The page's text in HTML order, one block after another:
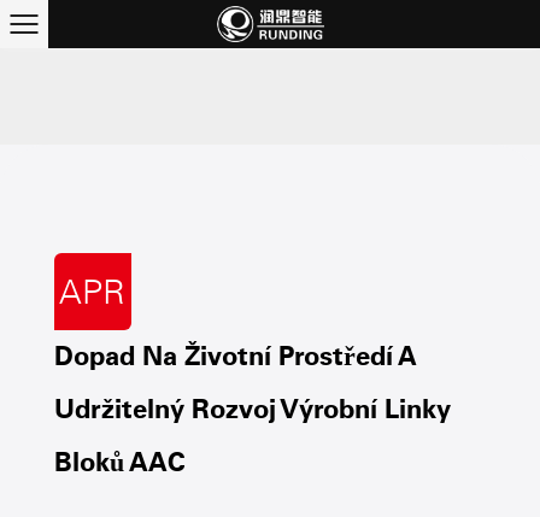
APR
Dopad Na Životní Prostředí A
Udržitelný Rozvoj Výrobní Linky
Bloků AAC